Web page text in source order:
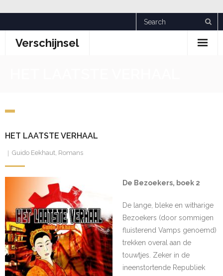
to
contentVerschijnsel
HET LAATSTE VERHAAL
Guido Eekhaut, Romans
De Bezoekers, boek 2
De lange, bleke en witharige
Bezoekers (door sommigen
fluisterend Vamps genoemd)
trekken overal aan de
touwtjes. Zeker in de
ineenstortende Republiek